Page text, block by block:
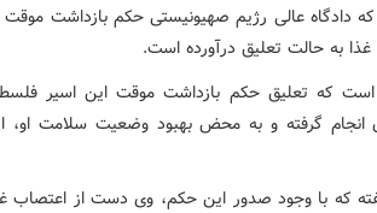
که دادگاه عالی رژیم صهیونیستی حکم بازداشت
است که تعلیق حکم بازداشت موقت این اسیر
انجام گرفته و به محض بهبود وضعیت سلامت او،
که با وجود صدور این حکم، وی دست از اعتصاب